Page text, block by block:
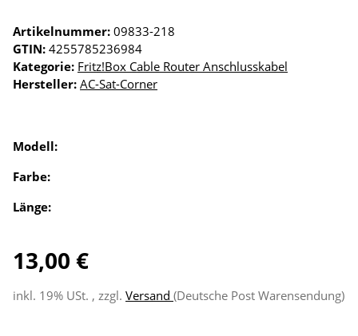
Artikelnummer: 09833-218
GTIN: 4255785236984
Kategorie: Fritz!Box Cable Router Anschlusskabel
Hersteller: AC-Sat-Corner
Modell:
Farbe:
Länge:
13,00 €
inkl. 19% USt. , zzgl. Versand (Deutsche Post Warensendung)